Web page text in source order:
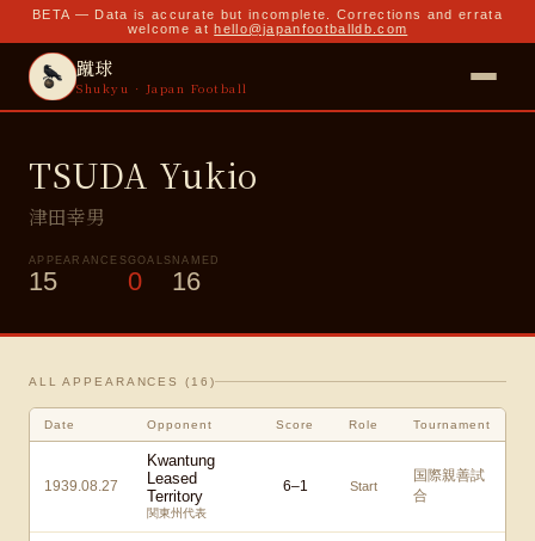
BETA — Data is accurate but incomplete. Corrections and errata
welcome at hello@japanfootballdb.com
蹴球
Shukyu · Japan Football
TSUDA Yukio
津田幸男
APPEARANCES
15
GOALS
0
NAMED
16
ALL APPEARANCES ( 16 )
Date Opponent Score Role Tournament
1939.08.27
Kwantung
Leased
Territory
関東州代表
6–1 Start
国際親善試
合